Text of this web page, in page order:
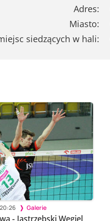
Adres:
Miasto:
siedzących w hali:
Galerie
- Jastrzębski Węgiel